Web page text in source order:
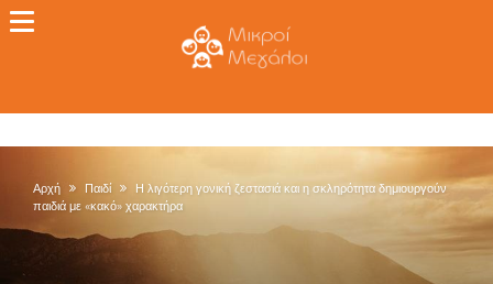
Αρχή Παιδί
Η λιγότερη γονική ζεστασιά και η σκληρότητα δημιουργούν
παιδιά με «κακό» χαρακτήρα